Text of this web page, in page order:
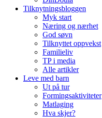
Tilknytningsbloggen
Myk start
Næring og nærhet
God søvn
Tilknyttet oppvekst
Familieliv
TP i media
Alle artikler
Leve med barn
Ut på tur
Formingsaktiviteter
Matlaging
Hva skjer?